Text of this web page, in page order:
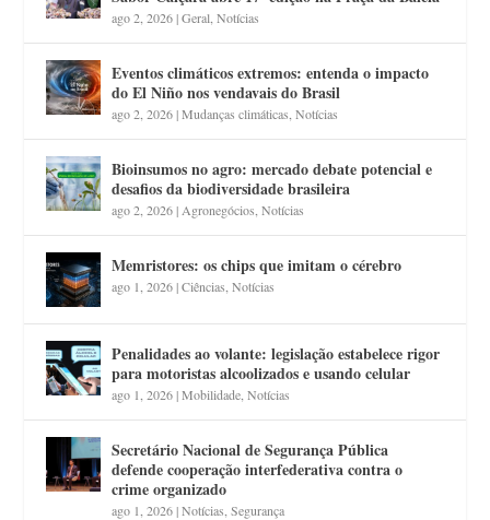
ago 2, 2026|Geral ,Notícias
Eventos climáticos extremos: entenda o impacto
do El Niño nos vendavais do Brasil
ago 2, 2026|Mudanças climáticas ,Notícias
Bioinsumos no agro: mercado debate potencial e
desafios da biodiversidade brasileira
ago 2, 2026| Agronegócios ,Notícias
Memristores: os chips que imitam o cérebro
ago 1, 2026|Ciências ,Notícias
Penalidades ao volante: legislação estabelece rigor
para motoristas alcoolizados e usando celular
ago 1, 2026|Mobilidade ,Notícias
Secretário Nacional de Segurança Pública
defende cooperação interfederativa contra o
crime organizado
ago 1, 2026|Notícias ,Segurança